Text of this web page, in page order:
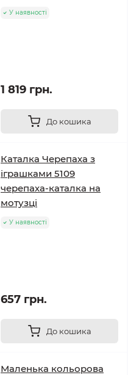
У наявності
1 819 грн.
До кошика
Каталка Черепаха з
іграшками 5109
черепаха-каталка на
мотузці
У наявності
657 грн.
До кошика
Маленька кольорова